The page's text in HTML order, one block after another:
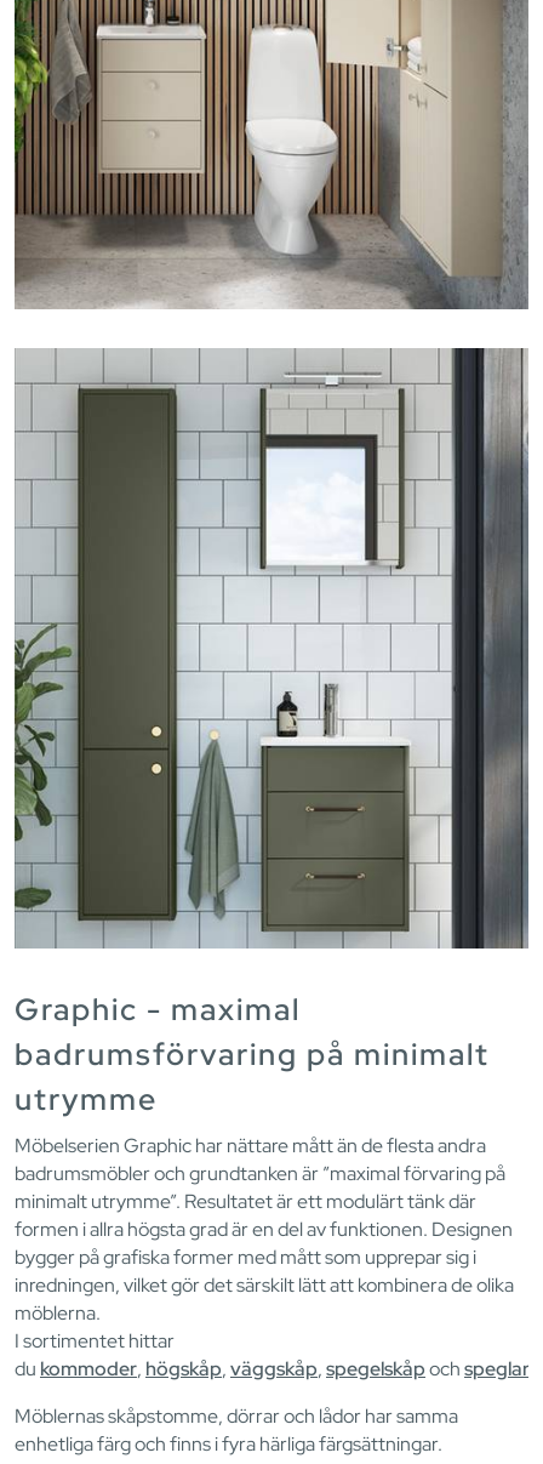
Graphic - maximal
badrumsförvaring på minimalt
utrymme
Möbelserien Graphic har nättare mått än de flesta andra
badrumsmöbler och grundtanken är ”maximal förvaring på
minimalt utrymme”. Resultatet är ett modulärt tänk där
formen i allra högsta grad är en del av funktionen. Designen
bygger på grafiska former med mått som upprepar sig i
inredningen, vilket gör det särskilt lätt att kombinera de olika
möblerna.
I sortimentet hittar
du kommoder, högskåp,väggskåp,spegelskåpochspeglar
Möblernas skåpstomme, dörrar och lådor har samma
enhetliga färg och finns i fyra härliga färgsättningar.